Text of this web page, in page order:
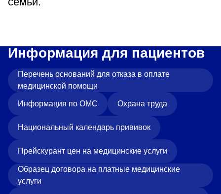
Информация для пациентов
Перечень оснований для отказа в оплате
медицинской помощи
Информация по ОМС Охрана труда
Национальный календарь прививок
Прейскурант цен на медицинские услуги
Образец договора на платные медицинские
услуги